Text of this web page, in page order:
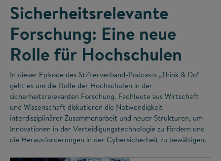
Sicherheitsrelevante
Forschung: Eine neue
Rolle für Hochschulen
In dieser Episode des Stifterverband-Podcasts „Think & Do“
geht es um die Rolle der Hochschulen in der
sicherheitsrelevanten Forschung. Fachleute aus Wirtschaft
und Wissenschaft diskutieren die Notwendigkeit
interdisziplinärer Zusammenarbeit und neuer Strukturen, um
Innovationen in der Verteidigungstechnologie zu fördern und
die Herausforderungen in der Cybersicherheit zu bewältigen.